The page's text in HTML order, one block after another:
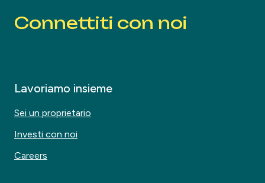
Connettiti con noi
Lavoriamo insieme
Sei un proprietario
Investi con noi
Careers